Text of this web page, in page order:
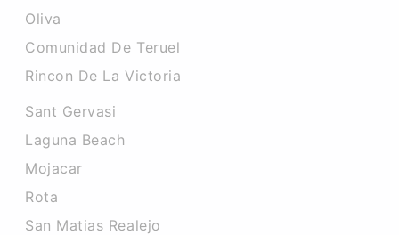
Oliva
Comunidad De Teruel
Rincon De La Victoria
Sant Gervasi
Laguna Beach
Mojacar
Rota
San Matias Realejo